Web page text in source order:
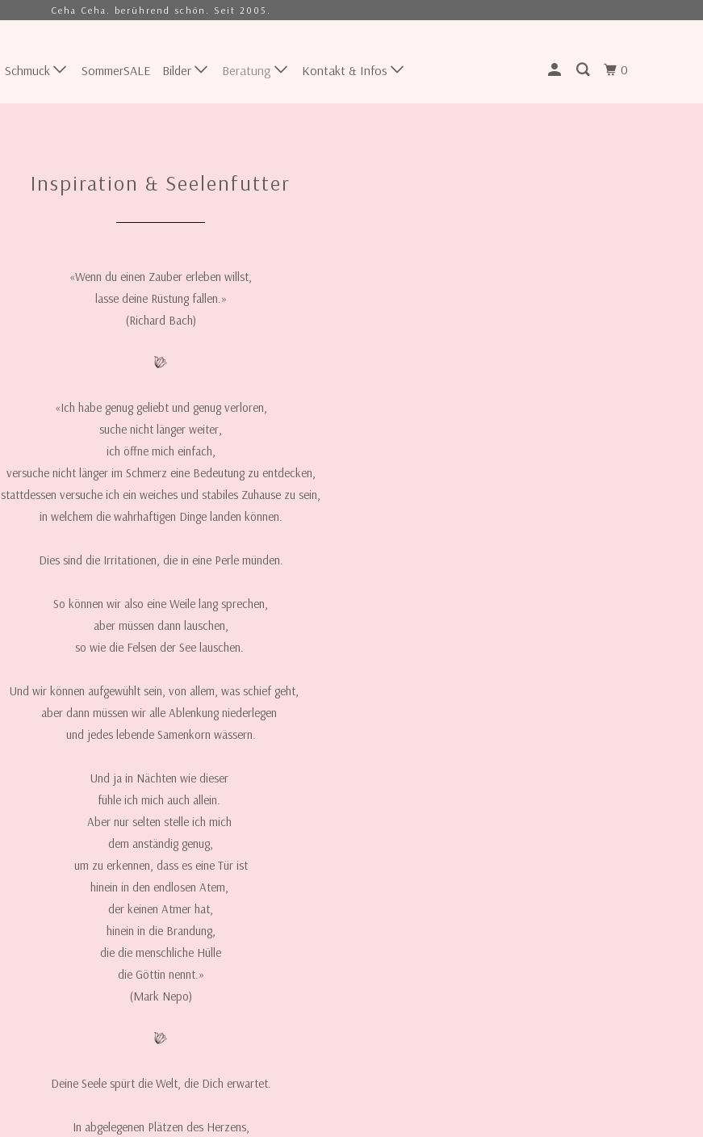
Ceha Ceha. berührend schön. Seit 2005.
0
Schmuck SommerSALE Bilder Beratung Kontakt & Infos
Inspiration & Seelenfutter
«Wenn du einen Zauber erleben willst,
lasse deine Rüstung fallen.»
(Richard Bach)
«Ich habe genug geliebt und genug verloren,
suche nicht länger weiter,
ich öffne mich einfach,
versuche nicht länger im Schmerz eine Bedeutung zu entdecken,
stattdessen versuche ich ein weiches und stabiles Zuhause zu sein,
in welchem die wahrhaftigen Dinge landen können.
Dies sind die Irritationen, die in eine Perle münden.
So können wir also eine Weile lang sprechen,
aber müssen dann lauschen,
so wie die Felsen der See lauschen.
Und wir können aufgewühlt sein, von allem, was schief geht,
aber dann müssen wir alle Ablenkung niederlegen
und jedes lebende Samenkorn wässern.
Und ja in Nächten wie dieser
fühle ich mich auch allein.
Aber nur selten stelle ich mich
dem anständig genug,
um zu erkennen, dass es eine Tür ist
hinein in den endlosen Atem,
der keinen Atmer hat,
hinein in die Brandung,
die die menschliche Hülle
die Göttin nennt.»
(Mark Nepo)
Deine Seele spürt die Welt, die Dich erwartet.
In abgelegenen Plätzen des Herzens,